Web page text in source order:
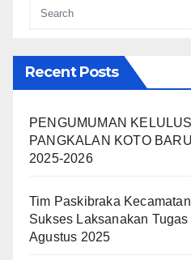
Recent Posts
PENGUMUMAN
PANGKALAN KOTO
2025-2026
Tim Paskibraka
Sukses Laksanakan
Agustus 2025